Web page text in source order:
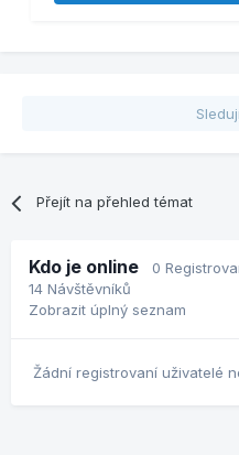
Přejít na přehled témat
Kdo je online 0
14 Návštěvníků
Zobrazit úplný seznam
Žádní registrovaní uživatelé